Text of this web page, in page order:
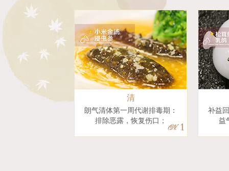
清
朗气清体第一周代谢排毒期：
排除恶露，恢复伤口；
补益
益